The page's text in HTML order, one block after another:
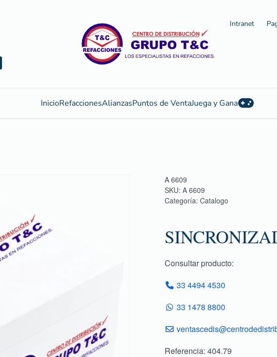
Intranet
InicioRefaccionesAlianzasPuntos de VentaJuega y Gana
A 6609
SKU: A 6609
Categoría: Catalogo
Consultar producto:
33 4494 4530
33 1478 8800
Referencia: 404.79